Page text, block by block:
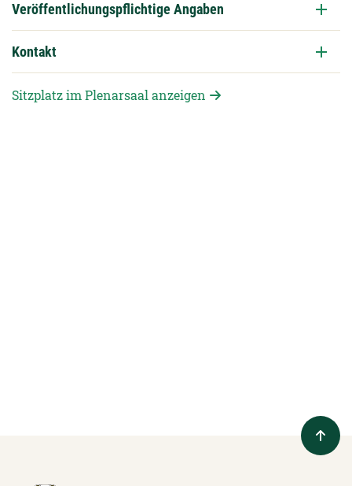
Veröffentlichungspflichtige Angaben
Kontakt
Sitzplatz im Plenarsaal anzeigen